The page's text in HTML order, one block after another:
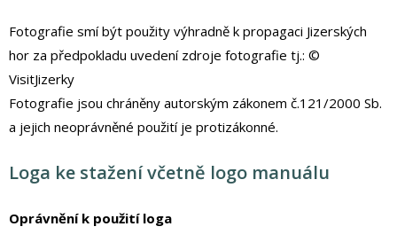
Fotografie smí být použity výhradně k propagaci Jizerských
hor za předpokladu uvedení zdroje fotografie tj.: ©
VisitJizerky
Fotografie jsou chráněny autorským zákonem č.121/2000 Sb.
a jejich neoprávněné použití je protizákonné.
Loga ke stažení včetně logo manuálu
Oprávnění k použití loga